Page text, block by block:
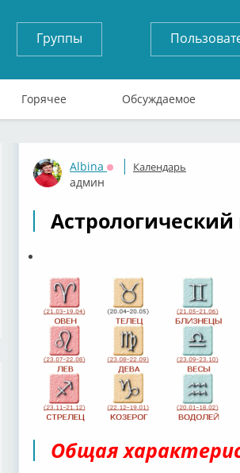
Группы
Горячее Обсуждаемое
Albina
Оффлайн
админ
Календарь
Астрологический
Общая